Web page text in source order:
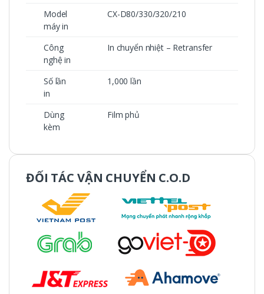
Model
máy in
CX-D80/330/320/210
Công
nghệ in
In chuyển nhiệt – Retransfer
Số lần
in
1,000 lần
Dùng
kèm
Film phủ
ĐỐI TÁC VẬN CHUYỂN C.O.D